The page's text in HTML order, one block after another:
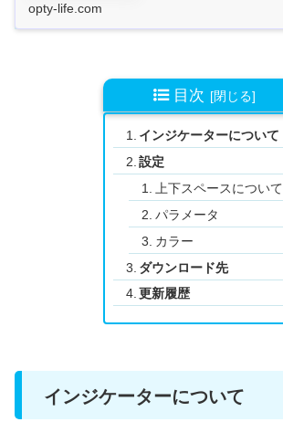
opty-life.com
目次
インジケーターについて
設定
上下スペースについて
パラメータ
カラー
ダウンロード先
更新履歴
インジケーターについて